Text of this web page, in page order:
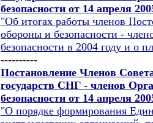
безопасности от 14 апреля
"Об итогах работы членов
обороны и безопасности -
безопасности в 2004 году и о
----------
Постановление Членов
государств СНГ - членов
безопасности от 14 апреля
"О порядке формирования